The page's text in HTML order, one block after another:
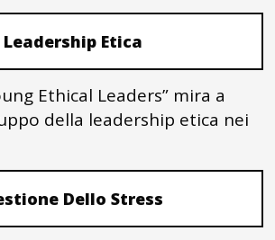
Leadership Etica
Ethical Leaders” mira a
della leadership etica nei
Dello Stress